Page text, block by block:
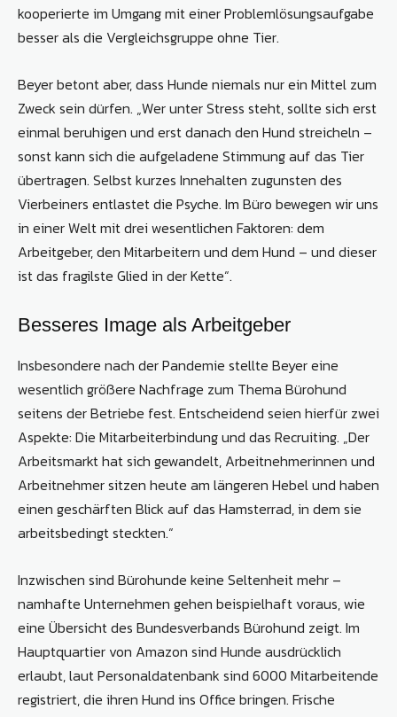
kooperierte im Umgang mit einer Problemlösungsaufgabe
besser als die Vergleichsgruppe ohne Tier.
Beyer betont aber, dass Hunde niemals nur ein Mittel zum
Zweck sein dürfen. „Wer unter Stress steht, sollte sich erst
einmal beruhigen und erst danach den Hund streicheln –
sonst kann sich die aufgeladene Stimmung auf das Tier
übertragen. Selbst kurzes Innehalten zugunsten des
Vierbeiners entlastet die Psyche. Im Büro bewegen wir uns
in einer Welt mit drei wesentlichen Faktoren: dem
Arbeitgeber, den Mitarbeitern und dem Hund – und dieser
ist das fragilste Glied in der Kette“.
Besseres Image als Arbeitgeber
Insbesondere nach der Pandemie stellte Beyer eine
wesentlich größere Nachfrage zum Thema Bürohund
seitens der Betriebe fest. Entscheidend seien hierfür zwei
Aspekte: Die Mitarbeiterbindung und das Recruiting. „Der
Arbeitsmarkt hat sich gewandelt, Arbeitnehmerinnen und
Arbeitnehmer sitzen heute am längeren Hebel und haben
einen geschärften Blick auf das Hamsterrad, in dem sie
arbeitsbedingt steckten.“
Inzwischen sind Bürohunde keine Seltenheit mehr –
namhafte Unternehmen gehen beispielhaft voraus, wie
eine Übersicht des Bundesverbands Bürohund zeigt. Im
Hauptquartier von Amazon sind Hunde ausdrücklich
erlaubt, laut Personaldatenbank sind 6000 Mitarbeitende
registriert, die ihren Hund ins Office bringen. Frische